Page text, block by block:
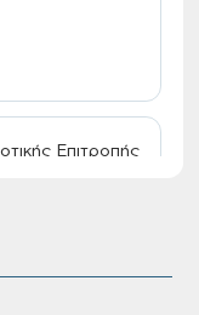
Επιτροπής